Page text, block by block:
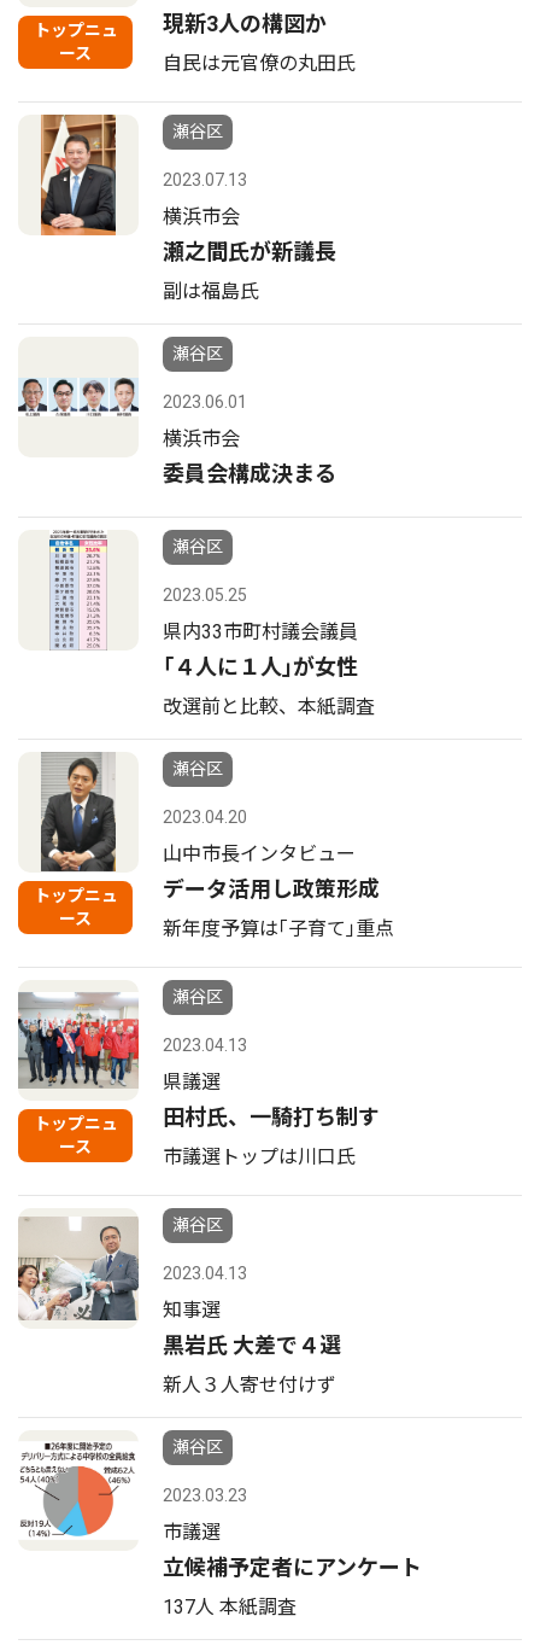
トップニュ
ース
現新3人の構図か
自民は元官僚の丸田氏
瀬谷区
2023.07.13
横浜市会
瀬之間氏が新議長
副は福島氏
瀬谷区
2023.06.01
横浜市会
委員会構成決まる
瀬谷区
2023.05.25
県内33市町村議会議員
｢４人に１人｣が女性
改選前と比較、本紙調査
トップニュ
ース
瀬谷区
2023.04.20
山中市長インタビュー
データ活用し政策形成
新年度予算は｢子育て｣重点
トップニュ
ース
瀬谷区
2023.04.13
県議選
田村氏、一騎打ち制す
市議選トップは川口氏
瀬谷区
2023.04.13
知事選
黒岩氏 大差で４選
新人３人寄せ付けず
瀬谷区
2023.03.23
市議選
立候補予定者にアンケート
137人 本紙調査